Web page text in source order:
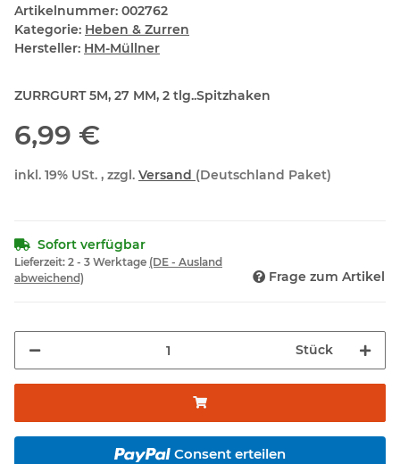
Artikelnummer: 002762
Kategorie: Heben & Zurren
Hersteller: HM-Müllner
ZURRGURT 5M, 27 MM, 2 tlg..Spitzhaken
6,99 €
inkl. 19% USt. , zzgl. Versand (Deutschland Paket)
Sofort verfügbar
Lieferzeit: 2 - 3 Werktage (DE - Ausland
abweichend)
Frage zum Artikel
Stück
Consent erteilen